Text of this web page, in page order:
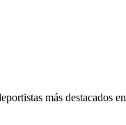
más destacados